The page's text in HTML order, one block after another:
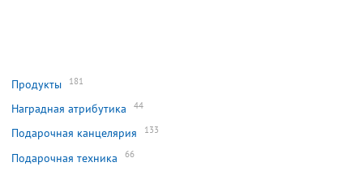
Продукты 181
Наградная атрибутика 44
Подарочная канцелярия 133
Подарочная техника 66